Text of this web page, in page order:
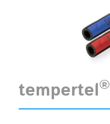
tempertel®